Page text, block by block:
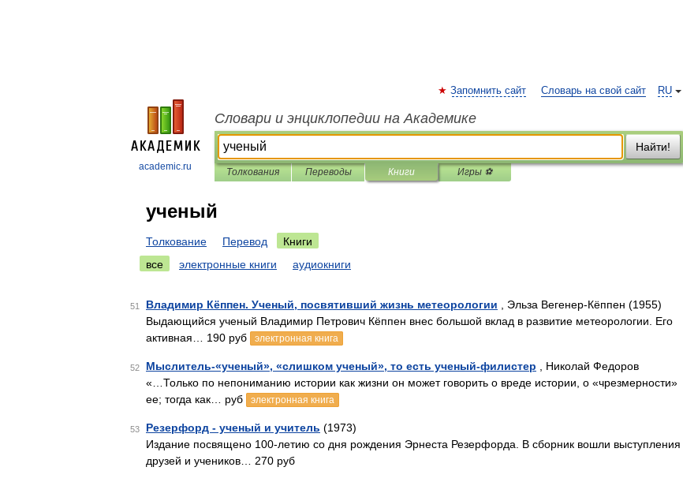
academic.ru
RU
Запомнить сайт Словарь на свой сайт
Словари и энциклопедии на Академике
Найти!
Толкования Переводы Книги Игры ⚽
ученый
Толкование Перевод
Книги
все
электронные книги аудиокниги
51 Владимир Кёппен. Ученый, посвятивший жизнь метеорологии , Эльза Вегенер-Кёппен (1955)
Выдающийся ученый Владимир Петрович Кёппен внес большой вклад в развитие метеорологии. Его
активная… 190 руб
электронная книга
52 Мыслитель-«ученый», «слишком ученый», то есть ученый-филистер , Николай Федоров
«…Только по непониманию истории как жизни он может говорить о вреде истории, о «чрезмерности»
ее; тогда как… руб
электронная книга
53 Резерфорд - ученый и учитель (1973)
Издание посвящено 100-летию со дня рождения Эрнеста Резерфорда. В сборник вошли выступления
друзей и учеников… 270 руб